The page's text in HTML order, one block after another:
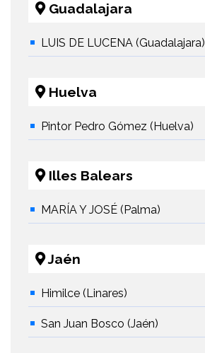
Guadalajara
LUIS DE LUCENA (Guadalajara)
Huelva
Pintor Pedro Gómez (Huelva)
Illes Balears
MARÍA Y JOSÉ (Palma)
Jaén
Himilce (Linares)
San Juan Bosco (Jaén)